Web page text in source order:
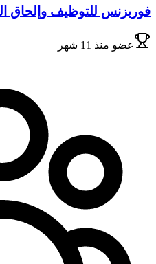
فوربزنس للتوظيف وإلحاق
عضو منذ 11 شهر